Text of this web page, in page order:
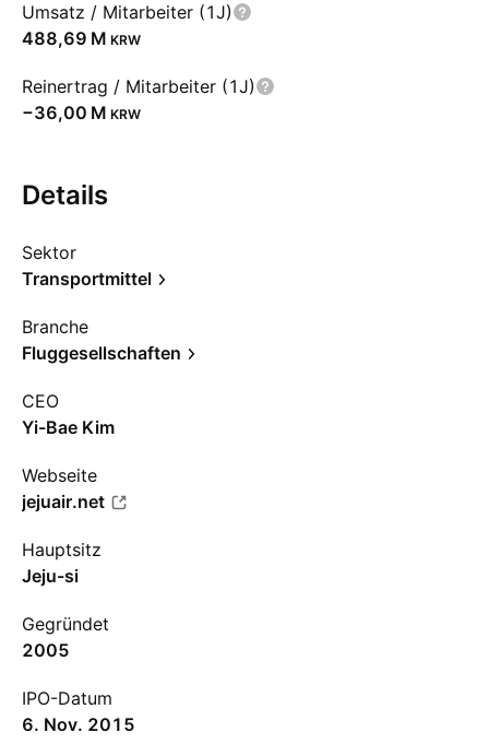
Umsatz / Mitarbeiter (1J)
‪488,69 M‬ KRW
Reinertrag / Mitarbeiter (1J)
‪−36,00 M‬ KRW
Details
Sektor
Transportmittel
Branche
Fluggesellschaften
CEO
Yi-Bae Kim
Webseite
jejuair.net
Hauptsitz
Jeju-si
Gegründet
2005
IPO-Datum
6. Nov. 2015